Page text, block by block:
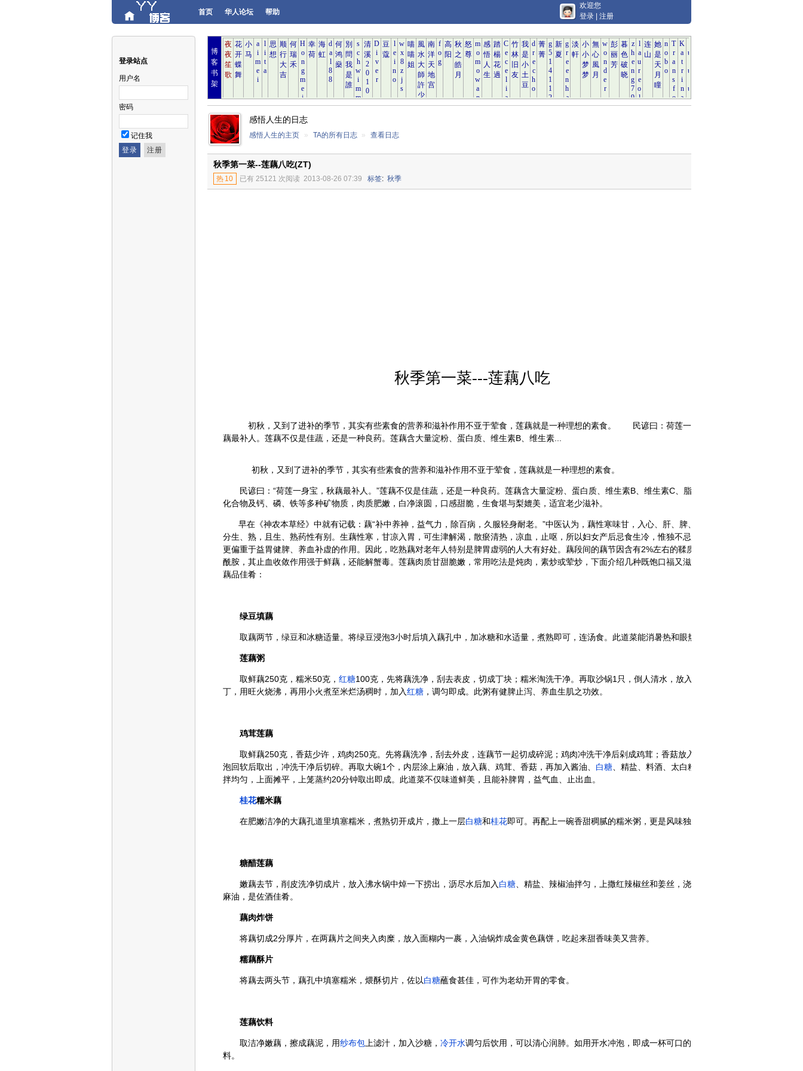
首页 华人论坛 帮助
欢迎您
登录
注册
登录站点
用户名
密码
记住我
博
客
书
架
感悟人生的日志
感悟人生的主页 » TA的所有日志 » 查看日志
秋季第一菜--莲藕八吃(ZT)
热 10 已有 25121 次阅读 2013-08-26 07:39 标签: 秋季
秋季第一菜---莲藕八吃
初秋，又到了进补的季节，其实有些素食的营养和滋补作用不亚于荤食，莲藕就是一种理想的素食。 民谚曰：荷莲一身宝，秋
藕最补人。莲藕不仅是佳蔬，还是一种良药。莲藕含大量淀粉、蛋白质、维生素B、维生素...
初秋，又到了进补的季节，其实有些素食的营养和滋补作用不亚于荤食，莲藕就是一种理想的素食。
民谚曰：“荷莲一身宝，秋藕最补人。”莲藕不仅是佳蔬，还是一种良药。莲藕含大量淀粉、蛋白质、维生素B、维生素C、脂肪、碳水
化合物及钙、磷、铁等多种矿物质，肉质肥嫩，白净滚圆，口感甜脆，生食堪与梨媲美，适宜老少滋补。
早在《神农本草经》中就有记载：藕“补中养神，益气力，除百病，久服轻身耐老。”中医认为，藕性寒味甘，入心、肝、脾、胃四经，
分生、熟，且生、熟药性有别。生藕性寒，甘凉入胃，可生津解渴，散瘀清热，凉血，止呕，所以妇女产后忌食生冷，惟独不忌藕；熟藕
更偏重于益胃健脾、养血补虚的作用。因此，吃熟藕对老年人特别是脾胃虚弱的人大有好处。藕段间的藕节因含有2%左右的鞣质和天门冬
酰胺，其止血收敛作用强于鲜藕，还能解蟹毒。莲藕肉质甘甜脆嫩，常用吃法是炖肉，素炒或荤炒，下面介绍几种既饱口福又滋补养生的
藕品佳肴：
绿豆填藕
取藕两节，绿豆和冰糖适量。将绿豆浸泡3小时后填入藕孔中，加冰糖和水适量，煮熟即可，连汤食。此道菜能消暑热和眼热赤痛。
莲藕粥
取鲜藕250克，糯米50克， 红糖100克，先将藕洗净，刮去表皮，切成丁块；糯米淘洗干净。再取沙锅1只，倒人清水，放入糯米、藕
丁，用旺火烧沸，再用小火煮至米烂汤稠时，加入红糖 ，调匀即成。此粥有健脾止泻、养血生肌之功效。
鸡茸莲藕
取鲜藕250克，香菇少许，鸡肉250克。先将藕洗净，刮去外皮，连藕节一起切成碎泥；鸡肉冲洗干净后剁成鸡茸；香菇放入热水中浸
泡回软后取出，冲洗干净后切碎。再取大碗1个，内层涂上麻油，放入藕、鸡茸、香菇，再加入酱油、 白糖 、精盐、料酒、太白粉适量，调
拌均匀，上面摊平，上笼蒸约20分钟取出即成。此道菜不仅味道鲜美，且能补脾胃，益气血、止出血。
桂花糯米藕
在肥嫩洁净的大藕孔道里填塞糯米，煮熟切开成片，撒上一层白糖和桂花即可。再配上一碗香甜稠腻的糯米粥，更是风味独特。
糖醋莲藕
嫩藕去节，削皮洗净切成片，放入沸水锅中焯一下捞出，沥尽水后加入 白糖 、精盐、辣椒油拌匀，上撒红辣椒丝和姜丝，浇上白醋、
麻油，是佐酒佳肴。
藕肉炸饼
将藕切成2分厚片，在两藕片之间夹入肉糜，放入面糊内一裹，入油锅炸成金黄色藕饼，吃起来甜香味美又营养。
糯藕酥片
将藕去两头节，藕孔中填塞糯米，煨酥切片，佐以白糖蘸食甚佳，可作为老幼开胃的零食。
莲藕饮料
取洁净嫩藕，擦成藕泥，用纱布包 上滤汁，加入沙糖， 冷开水调匀后饮用，可以清心润肺。如用开水冲泡，即成一杯可口的藕汁饮
料。